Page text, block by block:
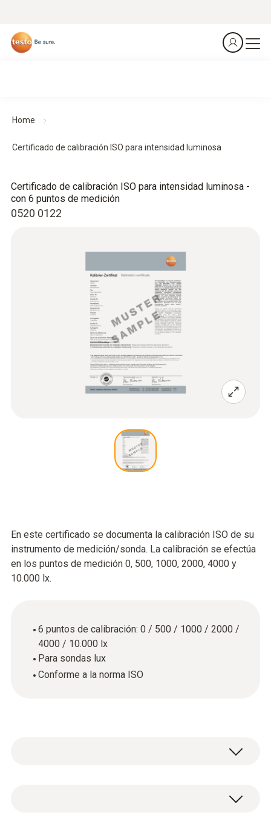
Home
Certificado de calibración ISO para intensidad luminosa
0520 0122
Certificado de calibración ISO para intensidad luminosa -
con 6 puntos de medición
En este certificado se documenta la calibración ISO de su
instrumento de medición/sonda. La calibración se efectúa
en los puntos de medición 0, 500, 1000, 2000, 4000 y
10.000 lx.
6 puntos de calibración: 0 / 500 / 1000 / 2000 /
4000 / 10.000 lx
Para sondas lux
Conforme a la norma ISO